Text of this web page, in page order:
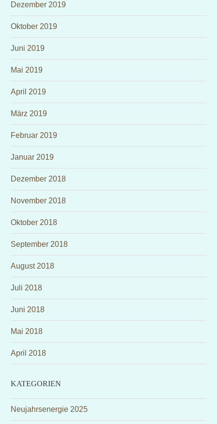
Dezember 2019
Oktober 2019
Juni 2019
Mai 2019
April 2019
März 2019
Februar 2019
Januar 2019
Dezember 2018
November 2018
Oktober 2018
September 2018
August 2018
Juli 2018
Juni 2018
Mai 2018
April 2018
KATEGORIEN
Neujahrsenergie 2025